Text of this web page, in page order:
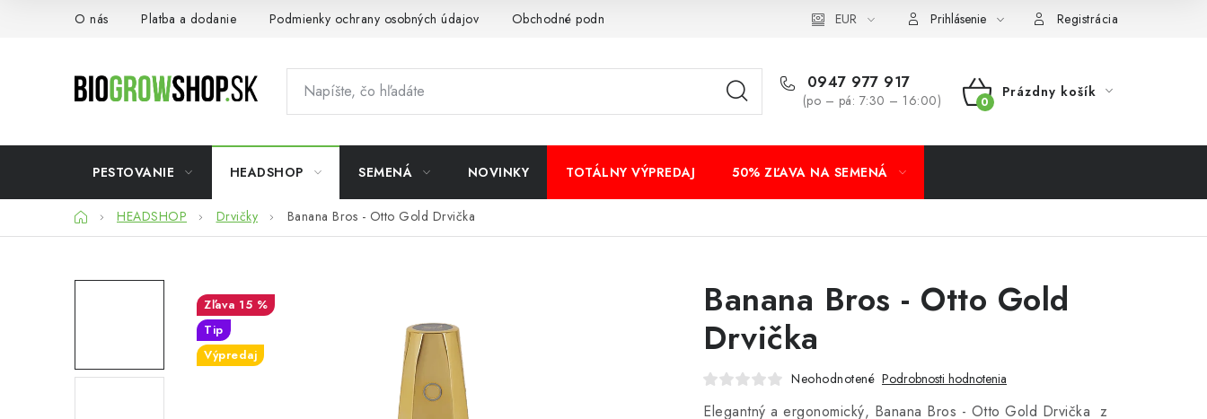
O nás Platba a dodanie Podmienky ochrany osobných údajov Obchodné podmienky Veľkoobchod Formulár na odstúpenie od zmluvy
EUR Prihlásenie Registrácia
0947 977 917
(po – pá: 7:30 – 16:00)
NÁKUPNÝ
Prázdny košík
PESTOVANIE HEADSHOP SEMENÁ NOVINKY TOTÁLNY VÝPREDAJ 50% ZĽAVA NA SEMENÁ
DomovHEADSHOP Drvičky Banana Bros - Otto Gold Drvička
Banana Bros - Otto Gold
Drvička
Neohodnotené Podrobnosti hodnotenia
Elegantný a ergonomický, Banana Bros - Otto Gold Drvička z
15 %
Tip
Výpredaj